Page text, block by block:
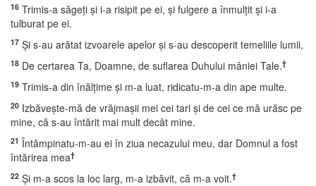
16 Trimis-a săgeţi şi i-a risipit pe ei, şi fulgere a înmulţit şi i-a
tulburat pe ei.
17 Şi s-au arătat izvoarele apelor şi s-au descoperit temeliile lumii,
18 De certarea Ta, Doamne, de suflarea Duhului mâniei Tale.†
19 Trimis-a din înălţime şi m-a luat, ridicatu-m-a din ape multe.
20 Izbăveşte-mă de vrăjmaşii mei cei tari şi de cei ce mă urăsc pe
mine, că s-au întărit mai mult decât mine.
21 Întâmpinatu-m-au ei în ziua necazului meu, dar Domnul a fost
întărirea mea†
22 Şi m-a scos la loc larg, m-a izbăvit, că m-a voit.†